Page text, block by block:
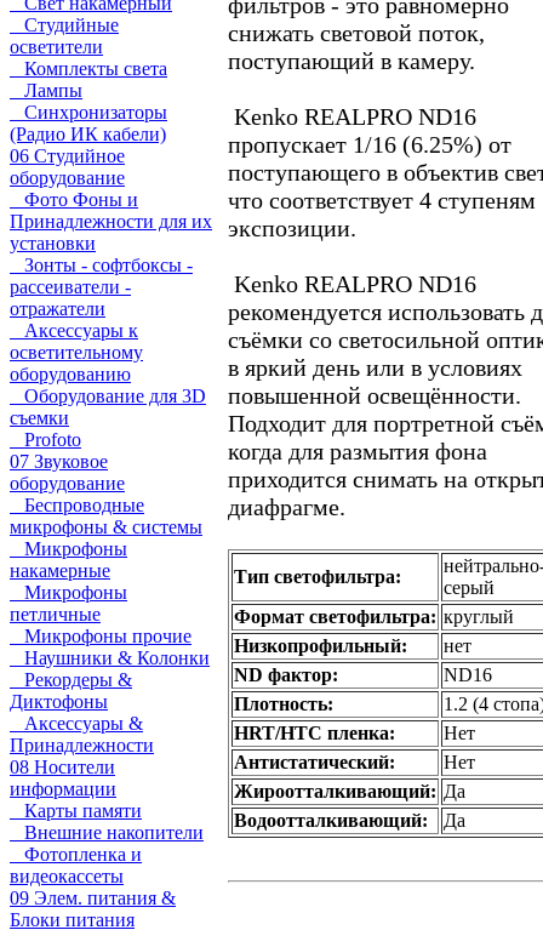
Студийные
осветители
Комплекты света
Лампы
Синхронизаторы
(Радио ИК кабели)
06 Студийное
оборудование
Фото Фоны и
Принадлежности для их
установки
Зонты - софтбоксы -
рассеиватели -
отражатели
Аксессуары к
осветительному
оборудованию
Оборудование для 3D
съемки
Profoto
07 Звуковое
оборудование
Беспроводные
микрофоны & системы
Микрофоны
накамерные
Микрофоны
петличные
Микрофоны прочие
Наушники & Колонки
Рекордеры &
Диктофоны
Аксессуары &
Принадлежности
08 Носители
информации
Карты памяти
Внешние накопители
Фотопленка и
видеокассеты
09 Элем. питания &
Блоки питания
снижать световой поток,
поступающий в камеру.
Kenko REALPRO ND16
пропускает 1/16 (6.25%) от
поступающего в объектив
что соответствует 4 ступеням
экспозиции.
Kenko REALPRO ND16
рекомендуется использовать
съёмки со светосильной
в яркий день или в условиях
повышенной освещённости.
Подходит для портретной
когда для размытия фона
приходится снимать на
диафрагме.
Тип светофильтра:
серый
Формат светофильтра: круглый
Низкопрофильный:
нет
ND фактор:
ND16
Плотность:
1.2 (4
HRT/HTC пленка:
Нет
Антистатический:
Нет
Жироотталкивающий: Да
Водоотталкивающий:
Да